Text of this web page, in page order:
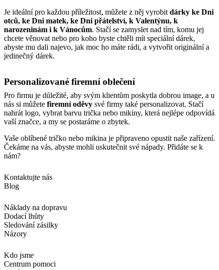
Je ideální pro každou příležitost, můžete z něj vyrobit dárky ke Dni
otců, ke Dni matek, ke Dni přátelství, k Valentýnu, k
narozeninám i k Vánocům. Stačí se zamyslet nad tím, komu jej
chcete věnovat nebo pro koho byste chtěli mít speciální dárek,
abyste mu dali najevo, jak moc ho máte rádi, a vytvořit originální a
jedinečný dárek.
Personalizované firemní oblečení
Pro firmu je důležité, aby svým klientům poskytla dobrou image, a u
nás si můžete firemní oděvy své firmy také personalizovat. Stačí
nahrát logo, vybrat barvu trička nebo mikiny, která nejlépe odpovídá
vaší značce, a my se postaráme o zbytek.
Vaše oblíbené tričko nebo mikina je připraveno opustit naše zařízení.
Čekáme na vás, abyste mohli uskutečnit své nápady. Přidáte se k
nám?
Kontaktujte nás
Blog
Náklady na dopravu
Dodací lhůty
Sledování zásilky
Názory
Kdo jsme
Centrum pomoci